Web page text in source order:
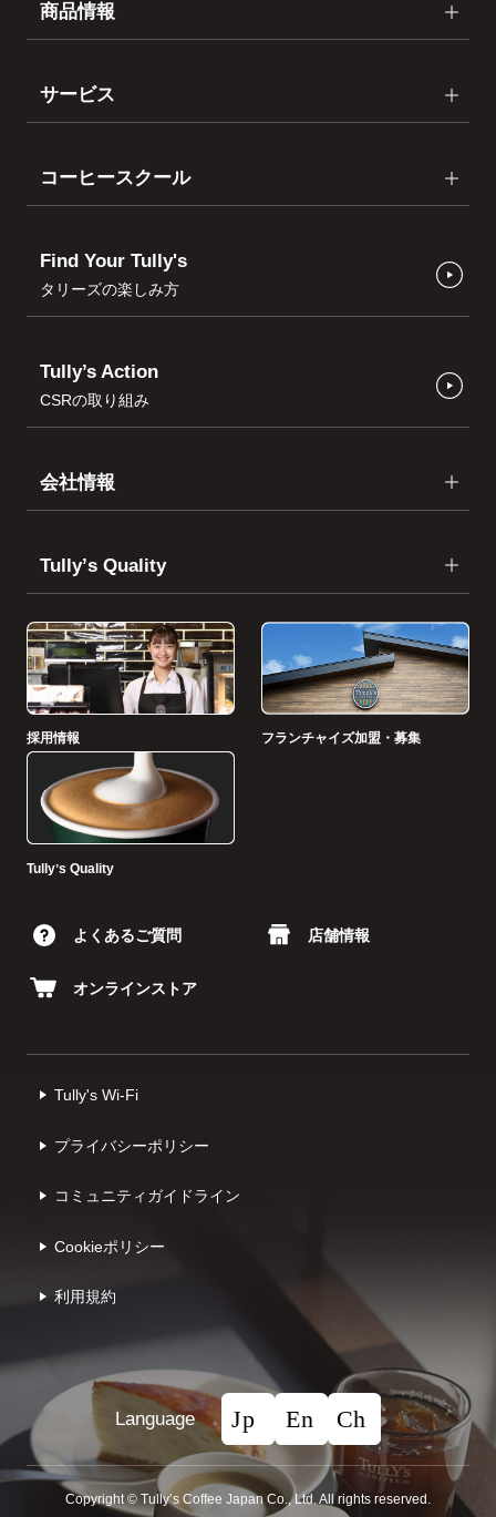
商品情報
サービス
コーヒースクール
Find Your Tully's
タリーズの楽しみ方
Tully’s Action
CSRの取り組み
会社情報
Tullyʼs Quality
採用情報 フランチャイズ加盟・募集
Tullyʼs Quality
よくあるご質問 店舗情報
オンラインストア
Tully's Wi-Fi
プライバシーポリシー
コミュニティガイドライン
Cookieポリシー
利⽤規約
Language
Copyright © Tullyʼs Coffee Japan Co., Ltd. All rights reserved.